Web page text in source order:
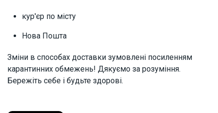
кур'єр по місту
Нова Пошта
Зміни в способах доставки зумовлені посиленням
карантинних обмежень! Дякуємо за розуміння.
Бережіть себе і будьте здорові.